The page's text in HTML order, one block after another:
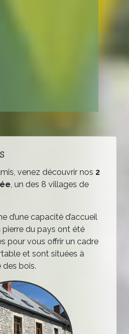
venez découvrir nos 2
, un des 8 villages de
d’une capacité d’accueil
pierre du pays ont été
pour vous offrir un cadre
et sont situées à
bois.